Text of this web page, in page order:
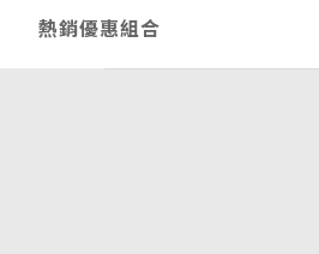
熱銷優惠組合